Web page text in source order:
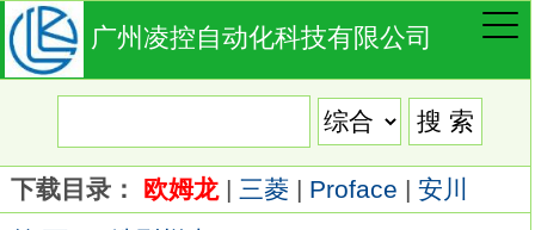
广州凌控自动化科技有限公司
下载目录： 欧姆龙| 三菱| Proface | 安川